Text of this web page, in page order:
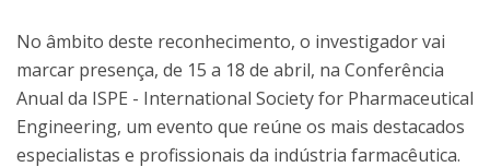
No âmbito deste reconhecimento, o investigador vai
marcar presença, de 15 a 18 de abril, na Conferência
Anual da ISPE - International Society for Pharmaceutical
Engineering, um evento que reúne os mais destacados
especialistas e profissionais da indústria farmacêutica.